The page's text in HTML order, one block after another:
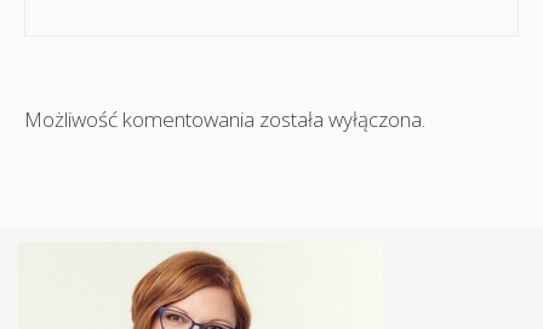
Możliwość komentowania została wyłączona.